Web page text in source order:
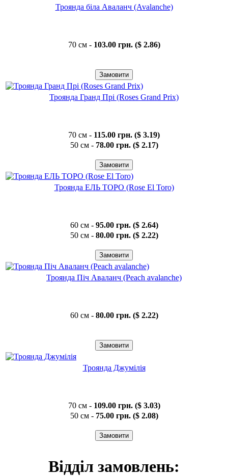
Троянда біла Аваланч (Avalanche)
70 см - 103.00 грн. ($ 2.86)
Троянда Гранд Прі (Roses Grand Prix)
70 см - 115.00 грн. ($ 3.19)
50 см - 78.00 грн. ($ 2.17)
Троянда ЕЛЬ ТОРО (Rose El Toro)
60 см - 95.00 грн. ($ 2.64)
50 см - 80.00 грн. ($ 2.22)
Троянда Піч Аваланч (Peach avalanche)
60 см - 80.00 грн. ($ 2.22)
Троянда Джумілія
70 см - 109.00 грн. ($ 3.03)
50 см - 75.00 грн. ($ 2.08)
Відділ замовлень: